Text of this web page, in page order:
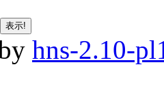
hns-2.10-